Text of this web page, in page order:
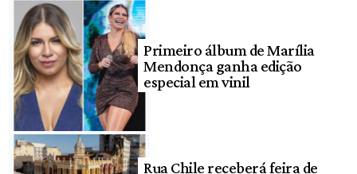
Primeiro álbum de Marília
Mendonça ganha edição
especial em vinil
Rua Chile receberá feira de